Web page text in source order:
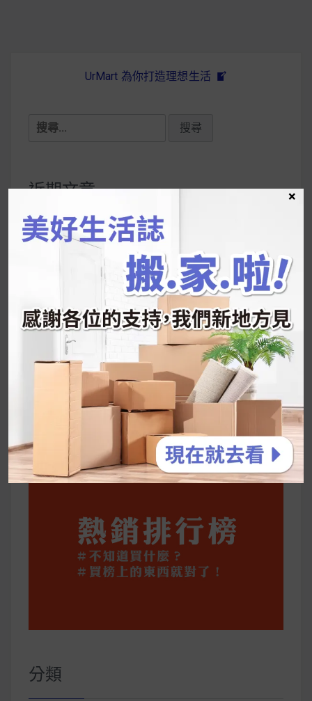
UrMart 為你打造理想生活
搜
鍵
近期文章
韓國人為什麼不容易胖？
推的MZ Diet ！
好吃的蛋白點心還有好玩的運動小遊戲！今年過
年已經等不及帶這盒跟我的親戚、朋友們一起分
享～
2026 過年禮盒推薦｜五款百元健康伴手禮
停用猛健樂後會反彈嗎？作用解析＋停藥後體重
維持全攻略
公主營養師：飲食改變也是能快樂執行的！6 個
你一定要知道的技巧
分類
×